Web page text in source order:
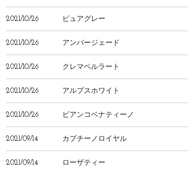
2021/10/26 ピュアグレー
2021/10/26 アンバージェード
2021/10/26 クレマペルラート
2021/10/26 アルプスホワイト
2021/10/26 ビアンコベナティーノ
2021/09/14 カプチーノロイヤル
2021/09/14 ローザティー